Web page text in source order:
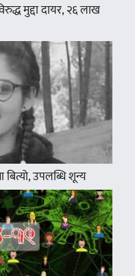
मुद्दा दायर, २६ लाख
बित्यो, उपलब्धि शून्य